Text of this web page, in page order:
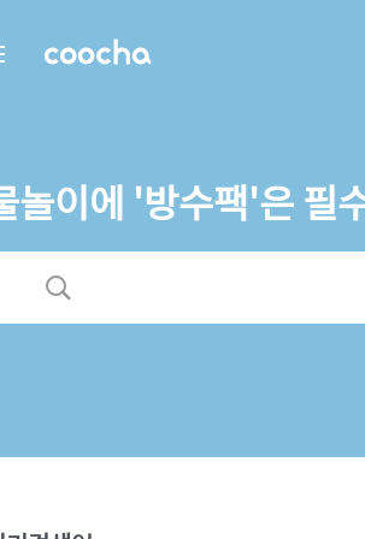
COOCHA
놀이에 '방수팩'은 필